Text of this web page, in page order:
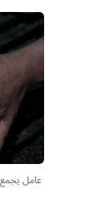
عامل